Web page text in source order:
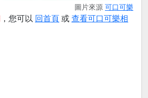
圖片來源 可口可樂
，您可以 回首頁 或 查看可口可樂相